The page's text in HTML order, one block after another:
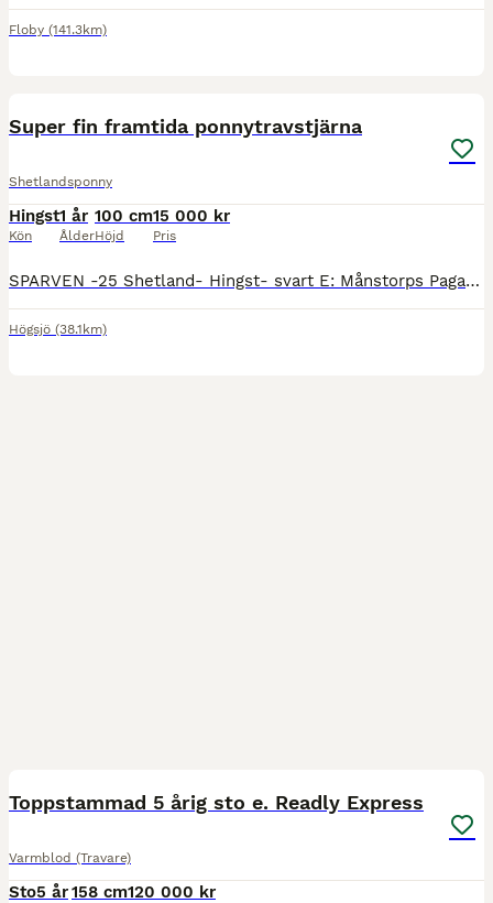
Floby (141.3km)
Super fin framtida ponnytravstjärna
Shetlandsponny
Hingst
Kön
1 år
Ålder
100 cm
Höjd
15 000 kr
Pris
SPARVEN -25 Shetland- Hingst- svart E: Månstorps Pagadee rek: 2.08 Vinnare av årgångsloppen kriteriet, Derby och 5års mästerskapet samt seger i monte SM. U: Sessan rek 2.18 och 41p. UE: Titol rek 2.39
Högsjö (38.1km)
Toppstammad 5 årig sto e. Readly Express
Varmblod (Travare)
Sto5 år158 cm120 000 kr